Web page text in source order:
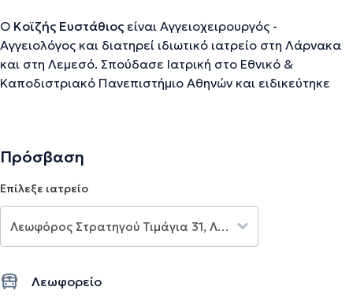
Ο Κοϊζής Ευστάθιος είναι Αγγειοχειρουργός -
Αγγειολόγος και διατηρεί ιδιωτικό ιατρείο στη Λάρνακα
και στη Λεμεσό. Σπούδασε Ιατρική στο Εθνικό &
Καποδιστριακό Πανεπιστήμιο Αθηνών και ειδικεύτηκε
Αγγειοχειρουργική. Αργότερα, εργάστηκε για αρκετά
Τέλος, είναι εξειδικευμένος στη θεραπεία κιρσών.
Την περιγραφή επιμελείται η ομάδα του doctoranytime βασισμένη σε
Πρόσβαση
Επίλεξε ιατρείο
Λεωφορείο